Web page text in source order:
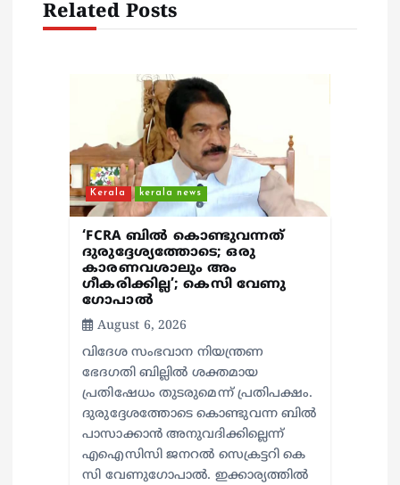
a
Related Posts
Kerala kerala news
‘FCRA ബിൽ കൊണ്ടുവന്നത്
ദുരുദ്ദേശ്യത്തോടെ; ഒരു
കാരണവശാലും അം​
ഗീകരിക്കില്ല’; കെസി വേണു​
ഗോപാൽ
August 6, 2026
വിദേശ സംഭവാന നിയന്ത്രണ
ഭേദഗതി ബില്ലിൽ ശക്തമായ
പ്രതിഷേധം തുടരുമെന്ന് പ്രതിപക്ഷം.
ദുരുദ്ദേശത്തോടെ കൊണ്ടുവന്ന ബിൽ
പാസാക്കാൻ അനുവദിക്കില്ലെന്ന്
എഐസിസി ജനറൽ സെക്രട്ടറി കെ
സി വേണുഗോപാൽ. ഇക്കാര്യത്തിൽ